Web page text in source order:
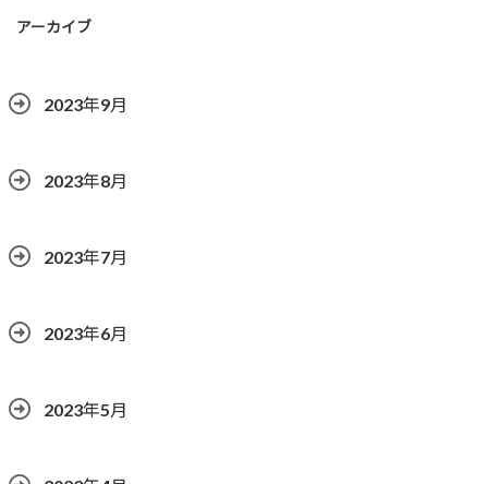
アーカイブ
2023年9月
2023年8月
2023年7月
2023年6月
2023年5月